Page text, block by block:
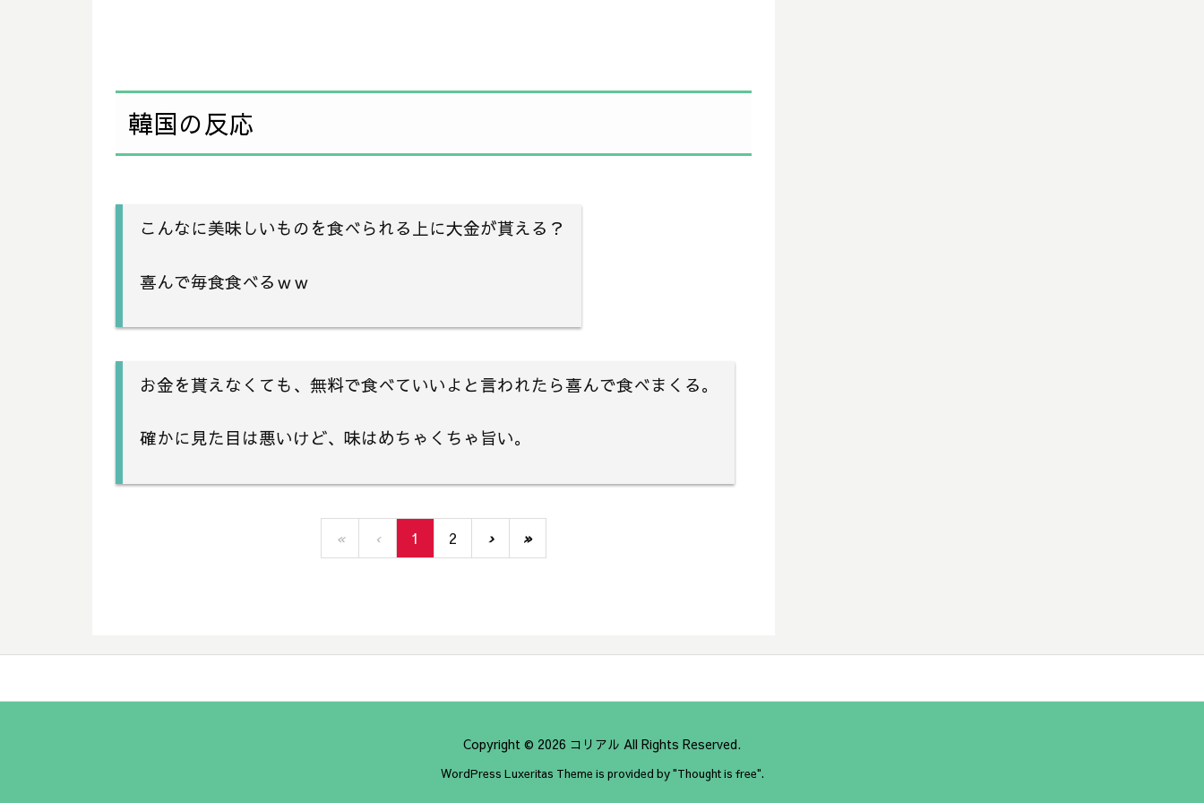
韓国の反応
こんなに美味しいものを食べられる上に大金が貰える？
喜んで毎食食べるｗｗ
お金を貰えなくても、無料で食べていいよと言われたら喜んで食べまくる。
確かに見た目は悪いけど、味はめちゃくちゃ旨い。
« ‹ 1 2 › »
Copyright © 2026 コリアル All Rights Reserved.
WordPress Luxeritas Theme is provided by "Thought is free".